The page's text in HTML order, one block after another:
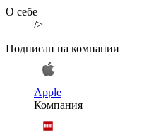
О себе
/>
Подписан на компании
Apple
Компания